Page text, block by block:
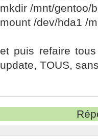
mkdir /mnt/gentoo/
mount /dev/hda1 /
et puis refaire
update, TOUS,